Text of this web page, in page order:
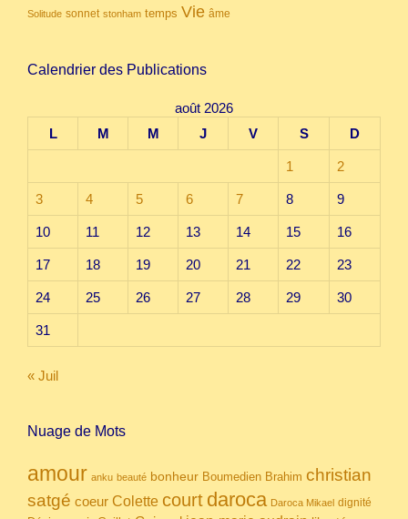
Solitude sonnet stonham temps Vie âme
Calendrier des Publications
août 2026
L
M M J V S D
1 2
3 4 5 6 7 8 9
10 11 12 13 14 15 16
17 18 19 20 21 22 23
24 25 26 27 28 29 30
31
« Juil
Nuage de Mots
amour anku beauté bonheur Boumedien Brahim christian
satgé coeur Colette court daroca Daroca Mikael dignité